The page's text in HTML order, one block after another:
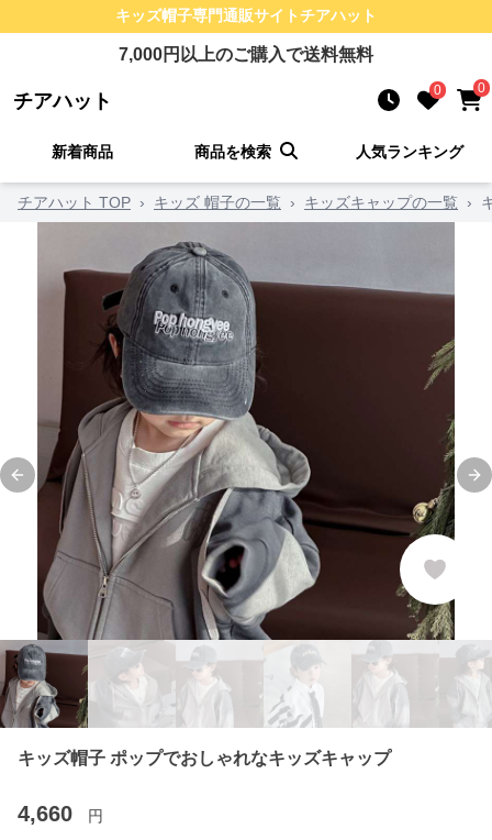
キッズ帽子専門通販サイトチアハット
7,000円以上のご購入で送料無料
チアハット 0 0
新着商品 商品を検索 人気ランキング
チアハット TOP › キッズ 帽子の一覧 › キッズキャップの一覧 ›
Previous slide
キッズ帽子 ポップでおしゃれなキッズキャップ
4,660 円